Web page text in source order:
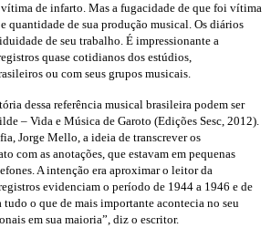
de infarto. Mas a fugacidade de que foi vítima
quantidade de sua produção musical. Os diários
de seu trabalho. É impressionante a
quase cotidianos dos estúdios,
ou com seus grupos musicais.
dessa referência musical brasileira podem ser
– Vida e Música de Garoto (Edições Sesc, 2012).
Jorge Mello, a ideia de transcrever os
com as anotações, que estavam em pequenas
A intenção era aproximar o leitor da
evidenciam o período de 1944 a 1946 e de
tudo o que de mais importante acontecia no seu
em sua maioria”, diz o escritor.